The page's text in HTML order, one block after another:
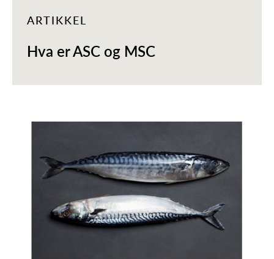
ARTIKKEL
Hva er ASC og MSC